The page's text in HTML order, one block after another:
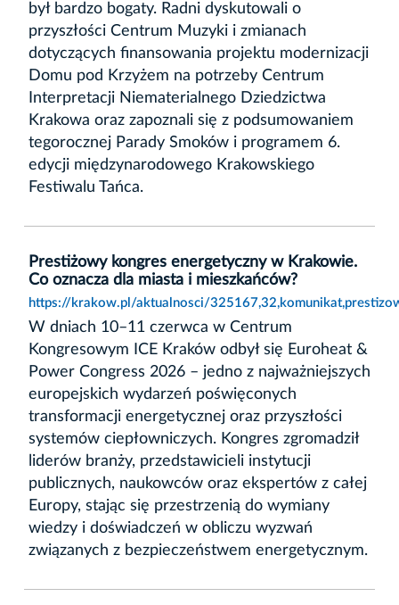
był bardzo bogaty. Radni dyskutowali o
przyszłości Centrum Muzyki i zmianach
dotyczących finansowania projektu modernizacji
Domu pod Krzyżem na potrzeby Centrum
Interpretacji Niematerialnego Dziedzictwa
Krakowa oraz zapoznali się z podsumowaniem
tegorocznej Parady Smoków i programem 6.
edycji międzynarodowego Krakowskiego
Festiwalu Tańca.
Prestiżowy kongres energetyczny w Krakowie.
Co oznacza dla miasta i mieszkańców?
https://krakow.pl/aktualnosci/
W dniach 10–11 czerwca w Centrum
Kongresowym ICE Kraków odbył się Euroheat &
Power Congress 2026 – jedno z najważniejszych
europejskich wydarzeń poświęconych
transformacji energetycznej oraz przyszłości
systemów ciepłowniczych. Kongres zgromadził
liderów branży, przedstawicieli instytucji
publicznych, naukowców oraz ekspertów z całej
Europy, stając się przestrzenią do wymiany
wiedzy i doświadczeń w obliczu wyzwań
związanych z bezpieczeństwem energetycznym.